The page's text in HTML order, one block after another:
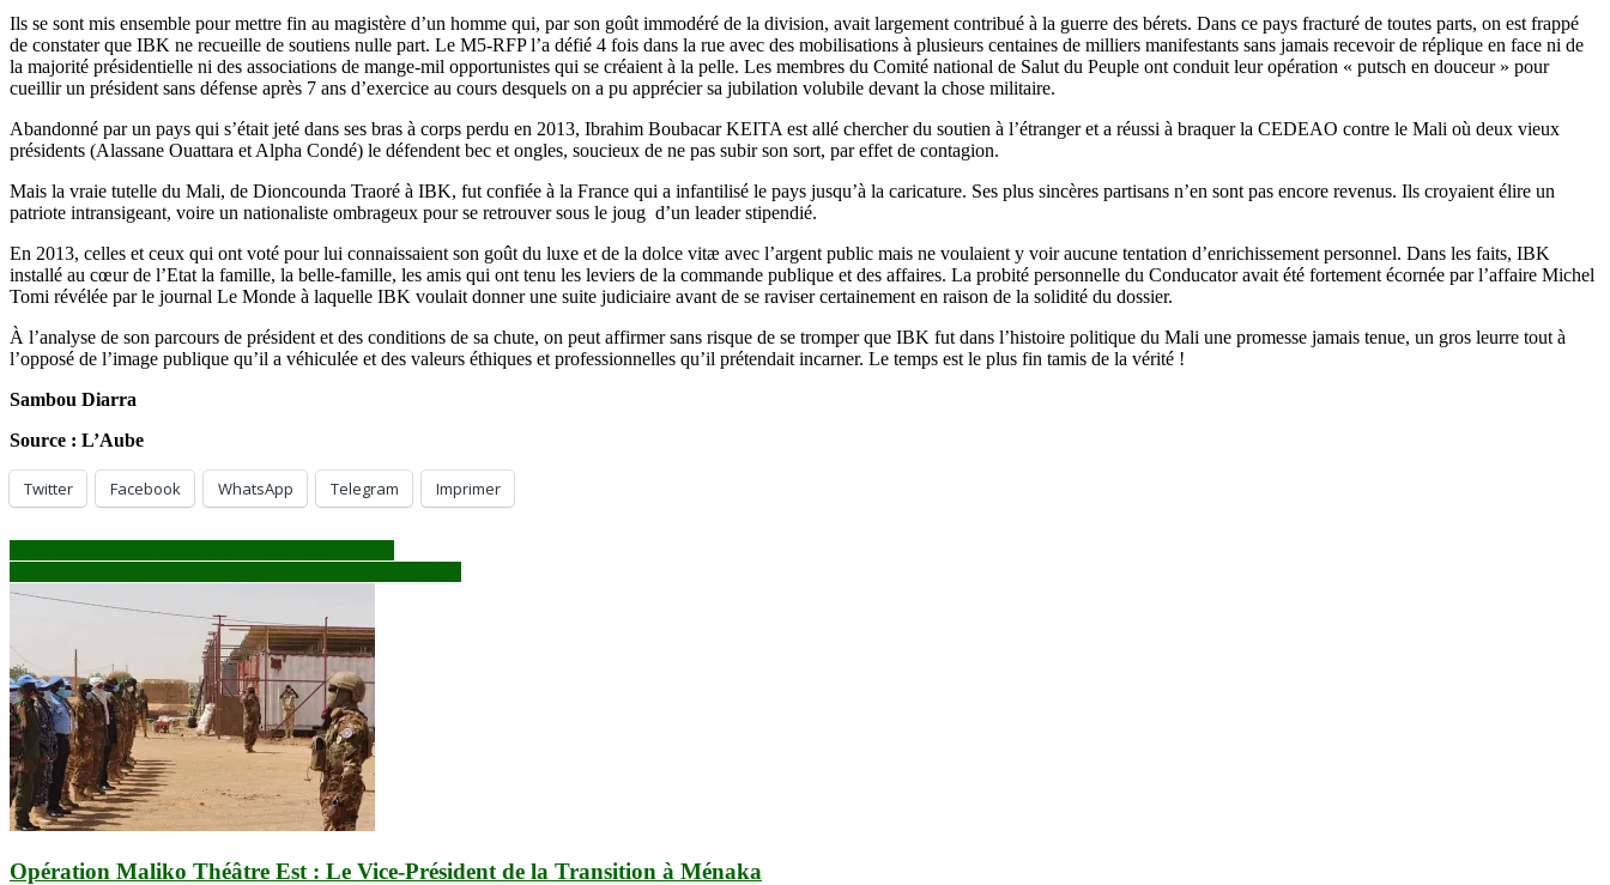
Ils se sont mis ensemble pour mettre fin au magistère d’un homme qui, par son goût immodéré de la division, avait largement contribué à la guerre des bérets. Dans ce pays fracturé de toutes parts, on est frappé
de constater que IBK ne recueille de soutiens nulle part. Le M5-RFP l’a défié 4 fois dans la rue avec des mobilisations à plusieurs centaines de milliers manifestants sans jamais recevoir de réplique en face ni de
la majorité présidentielle ni des associations de mange-mil opportunistes qui se créaient à la pelle. Les membres du Comité national de Salut du Peuple ont conduit leur opération « putsch en douceur » pour
cueillir un président sans défense après 7 ans d’exercice au cours desquels on a pu apprécier sa jubilation volubile devant la chose militaire.
Abandonné par un pays qui s’était jeté dans ses bras à corps perdu en 2013, Ibrahim Boubacar KEITA est allé chercher du soutien à l’étranger et a réussi à braquer la CEDEAO contre le Mali où deux vieux
présidents (Alassane Ouattara et Alpha Condé) le défendent bec et ongles, soucieux de ne pas subir son sort, par effet de contagion.
Mais la vraie tutelle du Mali, de Dioncounda Traoré à IBK, fut confiée à la France qui a infantilisé le pays jusqu’à la caricature. Ses plus sincères partisans n’en sont pas encore revenus. Ils croyaient élire un
patriote intransigeant, voire un nationaliste ombrageux pour se retrouver sous le joug d’un leader stipendié.
En 2013, celles et ceux qui ont voté pour lui connaissaient son goût du luxe et de la dolce vitæ avec l’argent public mais ne voulaient y voir aucune tentation d’enrichissement personnel. Dans les faits, IBK
installé au cœur de l’Etat la famille, la belle-famille, les amis qui ont tenu les leviers de la commande publique et des affaires. La probité personnelle du Conducator avait été fortement écornée par l’affaire Michel
Tomi révélée par le journal Le Monde à laquelle IBK voulait donner une suite judiciaire avant de se raviser certainement en raison de la solidité du dossier.
À l’analyse de son parcours de président et des conditions de sa chute, on peut affirmer sans risque de se tromper que IBK fut dans l’histoire politique du Mali une promesse jamais tenue, un gros leurre tout à
l’opposé de l’image publique qu’il a véhiculée et des valeurs éthiques et professionnelles qu’il prétendait incarner. Le temps est le plus fin tamis de la vérité !
Sambou Diarra
Source : L’Aube
Twitter Facebook WhatsApp Telegram Imprimer
Navigation
de
Opération Maliko Théâtre Est : Le Vice-Président de la Transition à Ménaka